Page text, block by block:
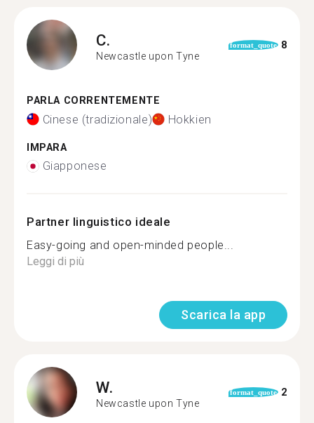
C.
Newcastle upon Tyne
format_quote 8
PARLA CORRENTEMENTE
Cinese (tradizionale) Hokkien
IMPARA
Giapponese
Partner linguistico ideale
Easy-going and open-minded people...
Leggi di più
Scarica la app
W.
Newcastle upon Tyne
format_quote 2